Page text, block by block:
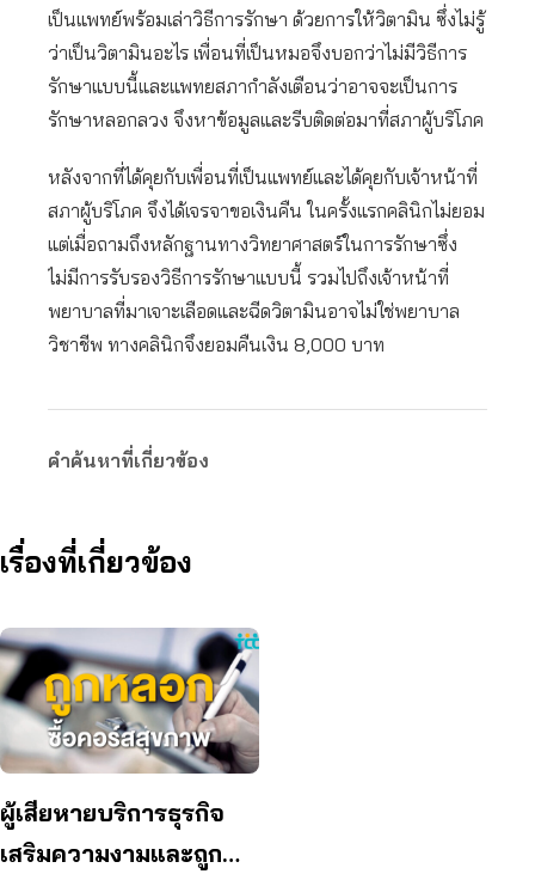
เป็นแพทย์พร้อมเล่าวิธีการรักษา ด้วยการให้วิตามิน ซึ่งไม่รู้
ว่าเป็นวิตามินอะไร เพื่อนที่เป็นหมอจึงบอกว่าไม่มีวิธีการ
รักษาแบบนี้และแพทยสภากำลังเตือนว่าอาจจะเป็นการ
รักษาหลอกลวง จึงหาข้อมูลและรีบติดต่อมาที่สภาผู้บริโภค
หลังจากที่ได้คุยกับเพื่อนที่เป็นแพทย์และได้คุยกับเจ้าหน้าที่
สภาผู้บริโภค จึงได้เจรจาขอเงินคืน ในครั้งแรกคลินิกไม่ยอม
แต่เมื่อถามถึงหลักฐานทางวิทยาศาสตร์ในการรักษาซึ่ง
ไม่มีการรับรองวิธีการรักษาแบบนี้ รวมไปถึงเจ้าหน้าที่
พยาบาลที่มาเจาะเลือดและฉีดวิตามินอาจไม่ใช่พยาบาล
วิชาชีพ ทางคลินิกจึงยอมคืนเงิน 8,000 บาท
คำค้นหาที่เกี่ยวข้อง
เรื่องที่เกี่ยวข้อง
ผู้เสียหายบริการธุรกิจ
เสริมความงามและถูก